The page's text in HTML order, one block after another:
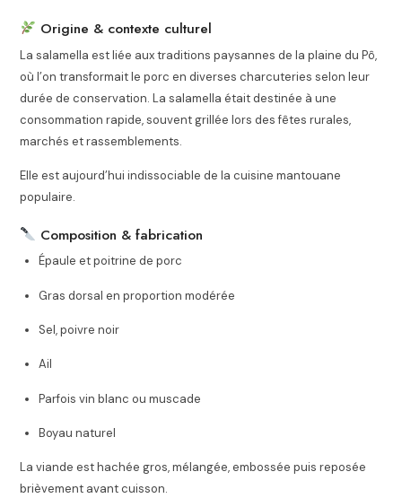
Origine & contexte culturel
La salamella est liée aux traditions paysannes de la plaine du Pô,
où l’on transformait le porc en diverses charcuteries selon leur
durée de conservation. La salamella était destinée à une
consommation rapide, souvent grillée lors des fêtes rurales,
marchés et rassemblements.
Elle est aujourd’hui indissociable de la cuisine mantouane
populaire.
Composition & fabrication
Épaule et poitrine de porc
Gras dorsal en proportion modérée
Sel, poivre noir
Ail
Parfois vin blanc ou muscade
Boyau naturel
La viande est hachée gros, mélangée, embossée puis reposée
brièvement avant cuisson.